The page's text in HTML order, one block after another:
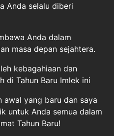
Anda selalu diberi
Anda dalam
masa depan sejahtera.
kebagahiaan dan
di Tahun Baru Imlek ini
awal yang baru dan saya
untuk Anda semua dalam
Tahun Baru!